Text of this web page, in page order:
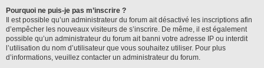
Pourquoi ne puis-je pas m’inscrire ?
Il est possible qu’un administrateur du forum ait désactivé les inscriptions afin
d’empêcher les nouveaux visiteurs de s’inscrire. De même, il est également
possible qu’un administrateur du forum ait banni votre adresse IP ou interdit
l’utilisation du nom d’utilisateur que vous souhaitez utiliser. Pour plus
d’informations, veuillez contacter un administrateur du forum.